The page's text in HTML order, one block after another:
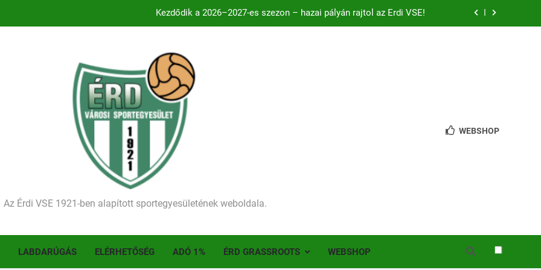
Történelmet írt az I. Érdi Football Fesztivál – több mint 200 játékos lépett pályára Érden
Kezdődik a 2026–2027-es szezon – hazai pályán rajtol az Érdi VSE!
Történelmet írt az I. Érdi Football Fesztivál – több mint 200 játékos lépett pályára Érden
Az Érdi VSE 1921-ben alapított sportegyesületének weboldala.
WEBSHOP
LABDARÚGÁS ELÉRHETŐSÉG ADÓ 1% ÉRD GRASSROOTS WEBSHOP